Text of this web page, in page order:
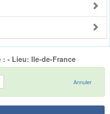
- Lieu: Ile-de-France
Annuler